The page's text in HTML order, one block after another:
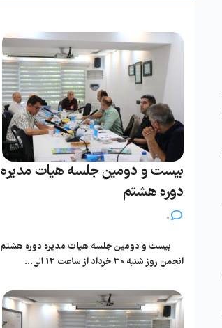
بیست و دومین جلسه هیات مدیره
دوره هشتم
بیست و دومین جلسه هیات مدیره دوره هشتم
انجمن روز شنبه 30 خرداد از ساعت 12 الی...